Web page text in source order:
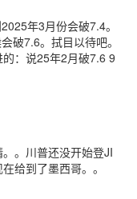
年3月份会破7.4。
破7.6。拭目以待吧。
：说25年2月破7.6 9
。川普还没开始登JI
给到了墨西哥。。